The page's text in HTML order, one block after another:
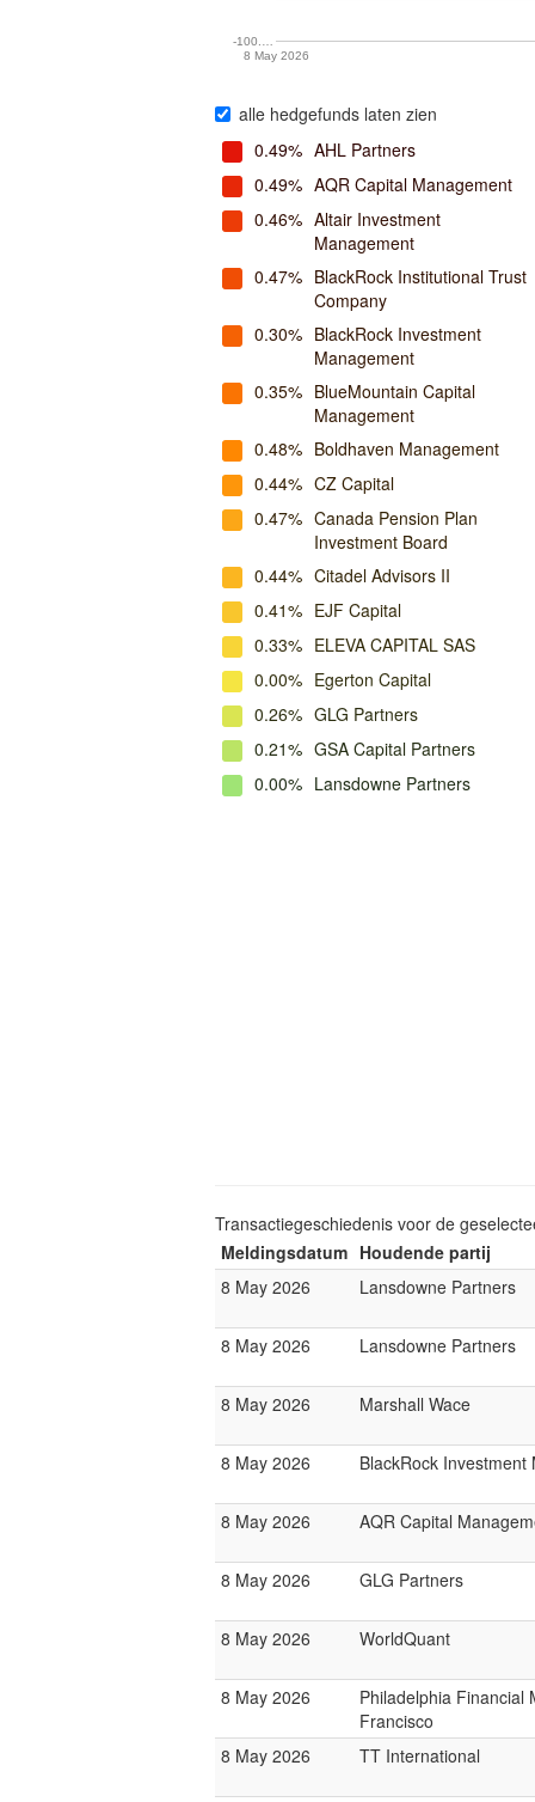
8 May 2026
-100.…
alle hedgefunds laten zien
0.49% AHL Partners
0.49% AQR Capital Management
0.46% Altair Investment
Management
0.47% BlackRock Institutional Trust
Company
0.30% BlackRock Investment
Management
0.35% BlueMountain Capital
Management
0.48% Boldhaven Management
0.44% CZ Capital
0.47% Canada Pension Plan
Investment Board
0.44% Citadel Advisors II
0.41% EJF Capital
0.33% ELEVA CAPITAL SAS
0.00% Egerton Capital
0.26% GLG Partners
0.21% GSA Capital Partners
0.00% Lansdowne Partners
Transactiegeschiedenis voor de
Meldingsdatum Houdende partij
8 May 2026
Lansdowne Partners
8 May 2026 Lansdowne Partners
8 May 2026 Marshall Wace
8 May 2026 BlackRock Investment
8 May 2026 AQR Capital
8 May 2026 GLG Partners
8 May 2026 WorldQuant
8 May 2026
Philadelphia Financial
Francisco
8 May 2026
TT International